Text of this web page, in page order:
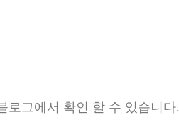
로그에서 확인 할 수 있습니다.